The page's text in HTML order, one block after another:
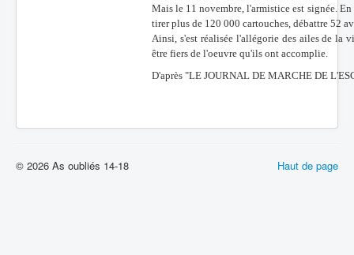
Mais le 11 novembre, l'armistice est signée.
tirer plus de 120 000 cartouches, débattre 52
Ainsi, s'est réalisée l'allégorie des ailes de la
être fiers de l'oeuvre qu'ils ont accomplie.
D'après "LE JOURNAL DE MARCHE DE
Haut de page
© 2026 As oubliés 14-18